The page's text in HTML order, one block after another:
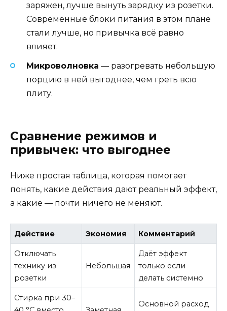
заряжен, лучше вынуть зарядку из розетки.
Современные блоки питания в этом плане
стали лучше, но привычка всё равно
влияет.
Микроволновка — разогревать небольшую
порцию в ней выгоднее, чем греть всю
плиту.
Сравнение режимов и
привычек: что выгоднее
Ниже простая таблица, которая помогает
понять, какие действия дают реальный эффект,
а какие — почти ничего не меняют.
Действие Экономия Комментарий
Отключать
технику из
розетки
Небольшая
Даёт эффект
только если
делать системно
Стирка при 30–
Основной расход